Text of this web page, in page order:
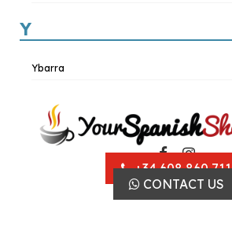
Y
Ybarra
+34 608 860 711
CONTACT US